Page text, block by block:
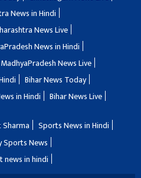
News in Hindi
News Live
News in Hindi
MadhyaPradesh News Live
Bihar News Today
in Hindi Bihar News Live
Sharma
Sports News in Hindi
Sports News
news in hindi